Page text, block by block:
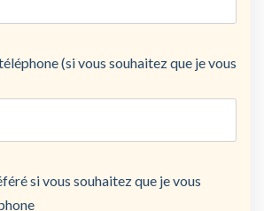
(si vous souhaitez que je vous
si vous souhaitez que je vous